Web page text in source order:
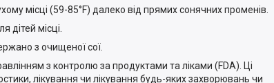
місці (59-85°F) далеко від прямих сонячних променів.
дітей місці.
з очищеної сої.
з контролю за продуктами та ліками (FDA). Ці
лікування чи лікування будь-яких захворювань чи